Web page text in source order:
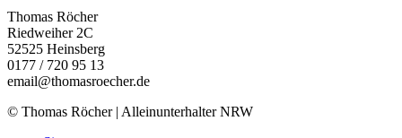
Thomas Röcher
Riedweiher 2C
52525 Heinsberg
0177 / 720 95 13
email@thomasroecher.de
© Thomas Röcher | Alleinunterhalter NRW